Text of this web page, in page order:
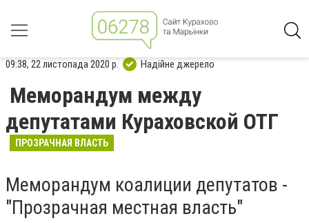
09:38, 22 листопада 2020 р. Надійне джерело
Меморандум между
депутатами Кураховской ОТГ
ПРОЗРАЧНАЯ ВЛАСТЬ
Меморандум коалиции депутатов -
"Прозрачная местная власть"